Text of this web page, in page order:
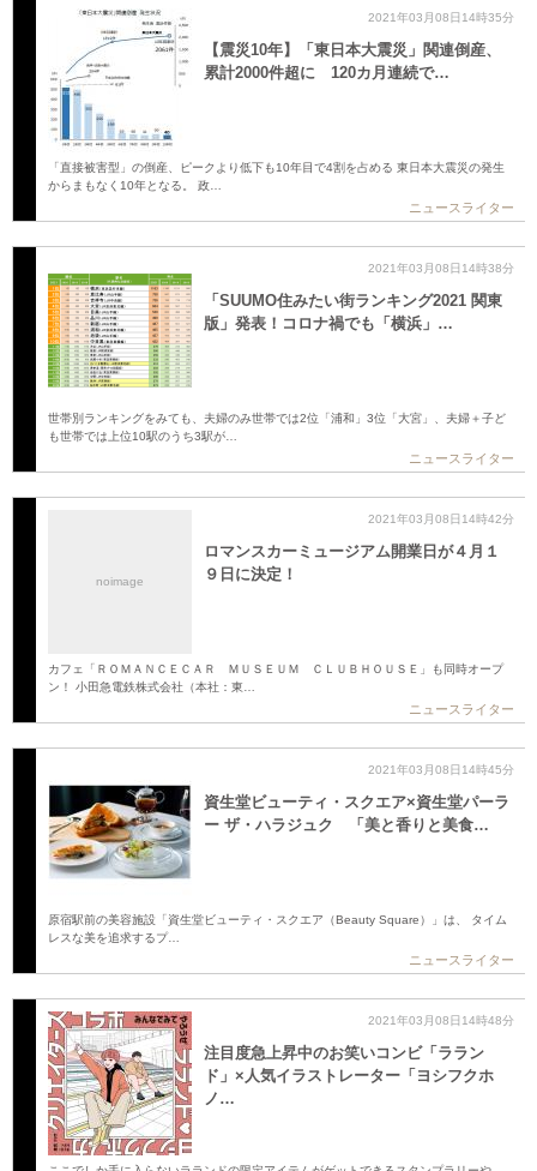
2021年03月08日14時35分
【震災10年】「東日本大震災」関連倒産、
累計2000件超に 120カ月連続で…
「直接被害型」の倒産、ピークより低下も10年目で4割を占める 東日本大震災の発生
からまもなく10年となる。 政…
ニュースライター
2021年03月08日14時38分
「SUUMO住みたい街ランキング2021 関東
版」発表！コロナ禍でも「横浜」…
世帯別ランキングをみても、夫婦のみ世帯では2位「浦和」3位「大宮」、夫婦＋子ど
も世帯では上位10駅のうち3駅が…
ニュースライター
noimage
2021年03月08日14時42分
ロマンスカーミュージアム開業日が４月１
９日に決定！
カフェ「ＲＯＭＡＮＣＥＣＡＲ ＭＵＳＥＵＭ ＣＬＵＢＨＯＵＳＥ」も同時オープ
ン！ 小田急電鉄株式会社（本社：東…
ニュースライター
2021年03月08日14時45分
資生堂ビューティ・スクエア×資生堂パーラ
ー ザ・ハラジュク 「美と香りと美食…
原宿駅前の美容施設「資生堂ビューティ・スクエア（Beauty Square）」は、 タイム
レスな美を追求するプ…
ニュースライター
2021年03月08日14時48分
注目度急上昇中のお笑いコンビ「ララン
ド」×人気イラストレーター「ヨシフクホ
ノ…